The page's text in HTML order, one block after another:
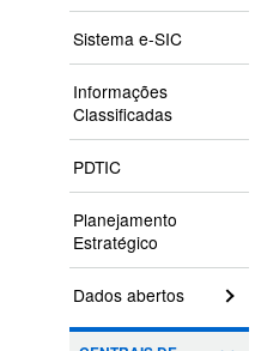
Sistema e-SIC
Informações
Classificadas
PDTIC
Planejamento
Estratégico
Dados abertos